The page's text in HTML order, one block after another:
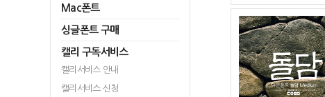
Mac폰트
싱글폰트 구매
캘리 구독서비스
캘리서비스 안내
캘리서비스 신청